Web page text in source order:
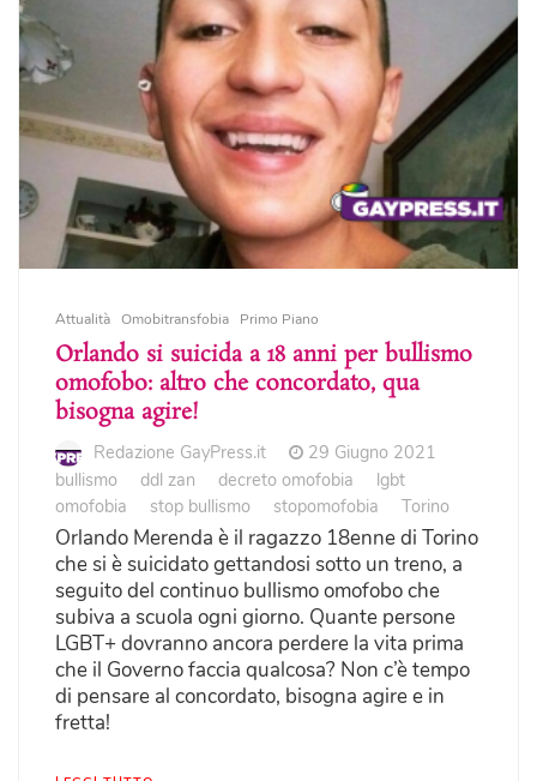
Attualità Omobitransfobia Primo Piano
Orlando si suicida a 18 anni per bullismo
omofobo: altro che concordato, qua
bisogna agire!
Redazione GayPress.it
29 Giugno 2021
bullismo
ddl zan decreto omofobia
lgbt
omofobia
stop bullismo stopomofobia Torino
Orlando Merenda è il ragazzo 18enne di Torino
che si è suicidato gettandosi sotto un treno, a
seguito del continuo bullismo omofobo che
subiva a scuola ogni giorno. Quante persone
LGBT+ dovranno ancora perdere la vita prima
che il Governo faccia qualcosa? Non c’è tempo
di pensare al concordato, bisogna agire e in
fretta!